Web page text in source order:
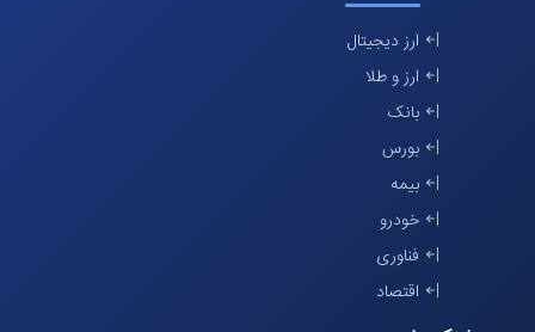
ارز دیجیتال
ارز و طلا
بانک
بورس
بیمه
خودرو
فناوری
اقتصاد